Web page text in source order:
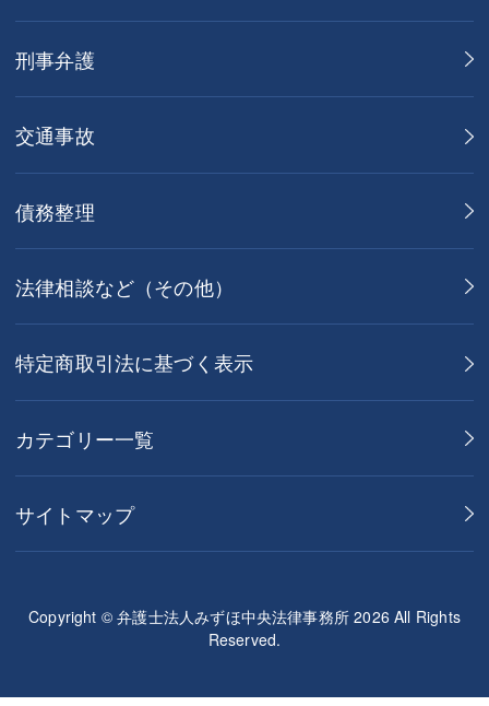
刑事弁護
交通事故
債務整理
法律相談など（その他）
特定商取引法に基づく表示
カテゴリー一覧
サイトマップ
Copyright © 弁護士法人みずほ中央法律事務所 2026 All Rights
Reserved.